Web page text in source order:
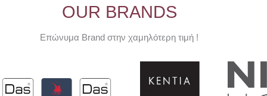
OUR BRANDS
Επώνυμα Brand στην χαμηλότερη τιμή !